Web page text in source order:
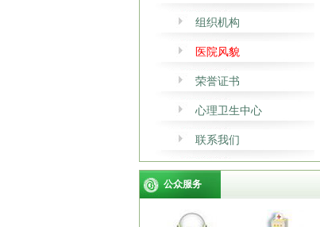
组织机构
医院风貌
荣誉证书
心理卫生中心
联系我们
公众服务